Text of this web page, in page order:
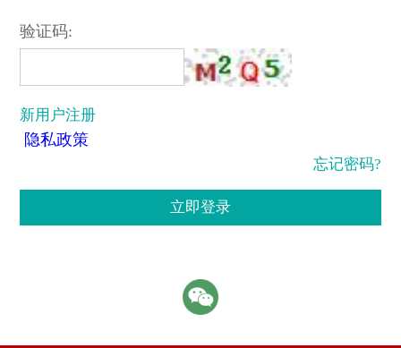
验证码:
新用户注册
隐私政策
忘记密码?
立即登录